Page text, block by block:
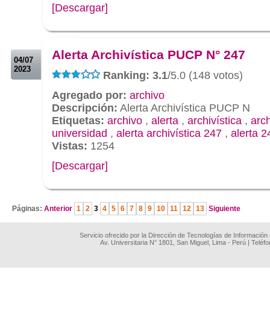
[Descargar]
04/07
2023
Alerta Archivística PUCP N° 247
Ranking: 3.1/5.0 (148 votos)
Agregado por: archivo
Descripción: Alerta Archivística PUCP N
Etiquetas: archivo , alerta , archivística ,
universidad , alerta archivística 247 , alerta
Vistas: 1254
[Descargar]
Páginas: Anterior 1 2 3 4 5 6 7 8 9 10 11 12 13 Siguiente
Servicio ofrecido por la Dirección de Tecnologías de
Av. Universitaria N° 1801, San Miguel, Lima - Perú |